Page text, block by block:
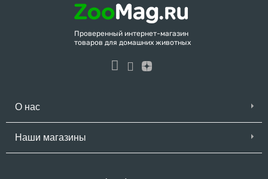
Проверенный интернет-магазин
товаров для домашних животных
О нас
Наши магазины